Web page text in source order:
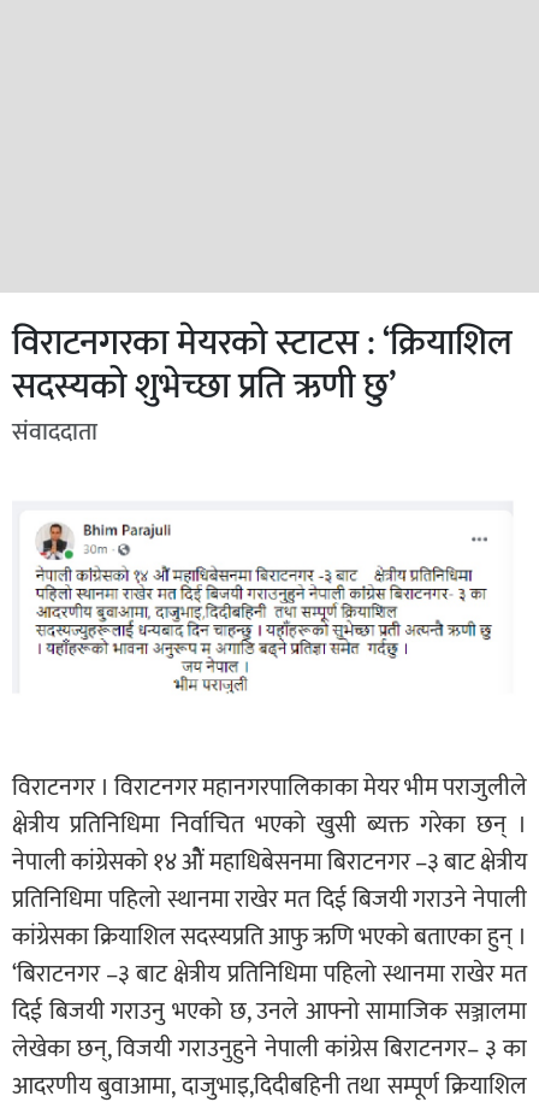
विराटनगरका मेयरको स्टाटस : ‘क्रियाशिल
सदस्यको शुभेच्छा प्रति ऋणी छु’
संवाददाता
विराटनगर । विराटनगर महानगरपालिकाका मेयर भीम पराजुलीले
क्षेत्रीय प्रतिनिधिमा निर्वाचित भएको खुसी ब्यक्त गरेका छन् ।
नेपाली कांग्रेसको १४ ओैं महाधिबेसनमा बिराटनगर –३ बाट क्षेत्रीय
प्रतिनिधिमा पहिलो स्थानमा राखेर मत दिई बिजयी गराउने नेपाली
कांग्रेसका क्रियाशिल सदस्यप्रति आफु ऋणि भएको बताएका हुन् ।
‘बिराटनगर –३ बाट क्षेत्रीय प्रतिनिधिमा पहिलो स्थानमा राखेर मत
दिई बिजयी गराउनु भएको छ, उनले आफ्नो सामाजिक सञ्जालमा
लेखेका छन्, विजयी गराउनुहुने नेपाली कांग्रेस बिराटनगर– ३ का
आदरणीय बुवाआमा, दाजुभाइ,दिदीबहिनी तथा सम्पूर्ण क्रियाशिल